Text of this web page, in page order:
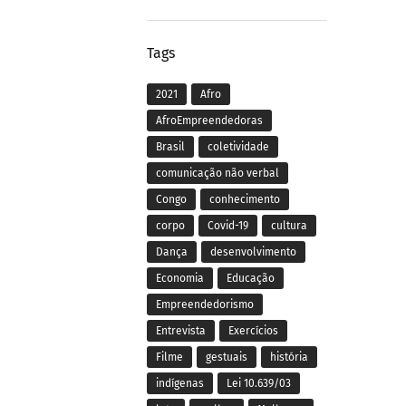
Tags
2021 Afro
AfroEmpreendedoras
Brasil coletividade
comunicação não verbal
Congo conhecimento
corpo Covid-19 cultura
Dança desenvolvimento
Economia Educação
Empreendedorismo
Entrevista Exercícios
Filme gestuais história
indígenas Lei 10.639/03